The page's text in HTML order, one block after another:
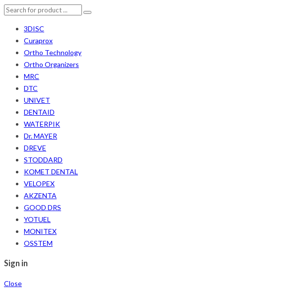
3DISC
Curaprox
Ortho Technology
Ortho Organizers
MRC
DTC
UNIVET
DENTAID
WATERPIK
Dr. MAYER
DREVE
STODDARD
KOMET DENTAL
VELOPEX
AKZENTA
GOOD DRS
YOTUEL
MONITEX
OSSTEM
Sign in
Close